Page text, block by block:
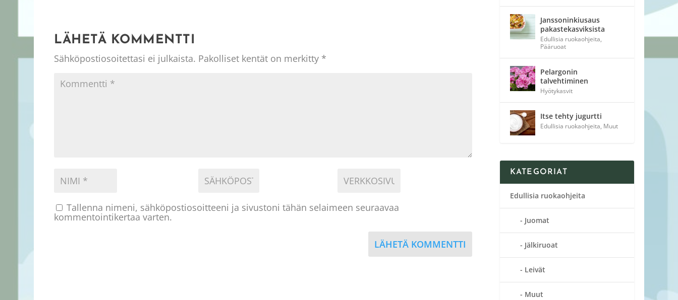
LÄHETÄ KOMMENTTI
Sähköpostiosoitettasi ei julkaista. Pakolliset kentät on merkitty *
Tallenna nimeni, sähköpostiosoitteeni ja sivustoni tähän selaimeen seuraavaa
kommentointikertaa varten.
LÄHETÄ KOMMENTTI
Janssoninkiusaus
pakastekasviksista
Edullisia ruokaohjeita,
Pääruoat
Pelargonin
talvehtiminen
Hyötykasvit
Itse tehty jugurtti
Edullisia ruokaohjeita, Muut
KATEGORIAT
Edullisia ruokaohjeita
Juomat
Jälkiruoat
Leivät
Muut